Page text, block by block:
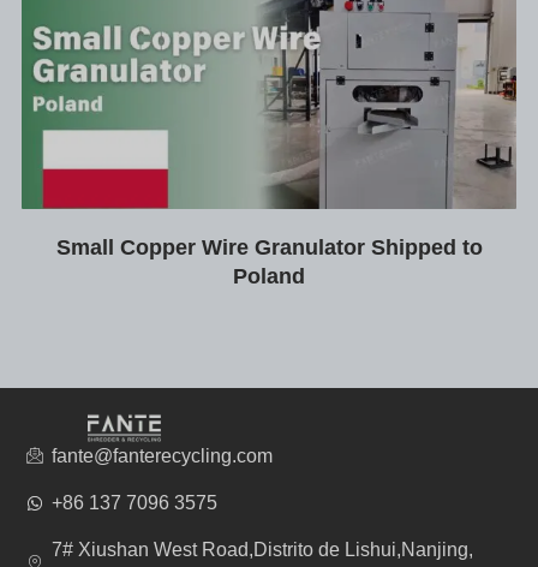
Small Copper Wire Granulator Shipped to
Poland
fante@fanterecycling.com
+86 137 7096 3575
7# Xiushan West Road,Distrito de Lishui,Nanjing,